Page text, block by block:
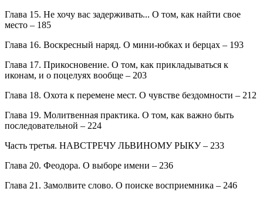
Глава 15. Не хочу вас задерживать... О том, как найти свое
место – 185
Глава 16. Воскресный наряд. О мини-юбках и берцах – 193
Глава 17. Прикосновение. О том, как прикладываться к
иконам, и о поцелуях вообще – 203
Глава 18. Охота к перемене мест. О чувстве бездомности – 212
Глава 19. Молитвенная практика. О том, как важно быть
последовательной – 224
Часть третья. НАВСТРЕЧУ ЛЬВИНОМУ РЫКУ – 233
Глава 20. Феодора. О выборе имени – 236
Глава 21. Замолвите слово. О поиске восприемника – 246